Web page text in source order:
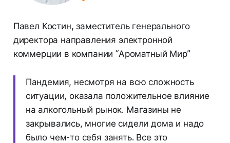
Павел Костин, заместитель генерального
директора направления электронной
коммерции в компании “Ароматный Мир”
Пандемия, несмотря на всю сложность
ситуации, оказала положительное влияние
на алкогольный рынок. Магазины не
закрывались, многие сидели дома и надо
было чем-то себя занять. Все это